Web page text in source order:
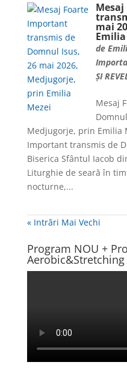
mai
de
ȘI
Mesaj
Medjugorje, prin Emilia
Important transmis de
Biserica Sfântul Iacob
Liturghie de seară în
nocturne,...
« Intrări Mai Vechi
Program NOU +
Aerobic&Stretching